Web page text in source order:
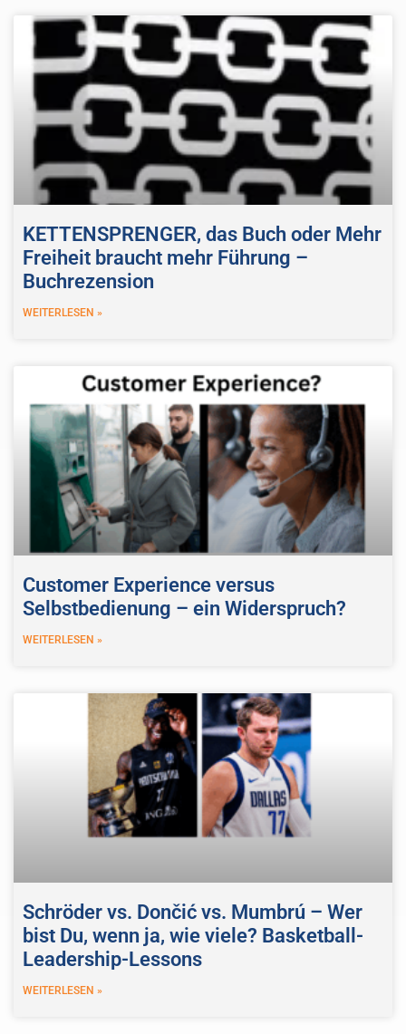
KETTENSPRENGER, das Buch oder Mehr
Freiheit braucht mehr Führung –
Buchrezension
WEITERLESEN »
Customer Experience versus
Selbstbedienung – ein Widerspruch?
WEITERLESEN »
Schröder vs. Dončić vs. Mumbrú – Wer
bist Du, wenn ja, wie viele? Basketball-
Leadership-Lessons
WEITERLESEN »